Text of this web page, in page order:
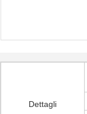
Dettagli